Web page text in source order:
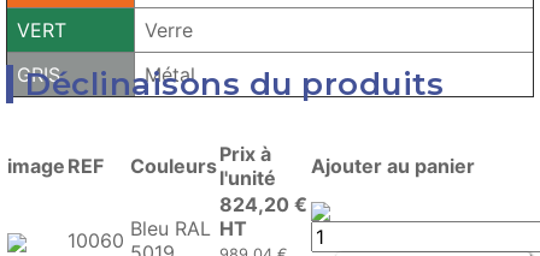
VERT
Verre
GRIS
Métal
Déclinaisons du produits
image REF CouleursPrix à
l'unité
Ajouter au panier
10060 Bleu RAL
824,20 €
HT